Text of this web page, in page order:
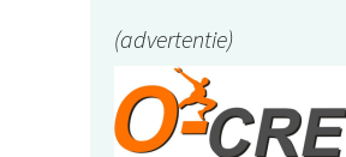
(advertentie)